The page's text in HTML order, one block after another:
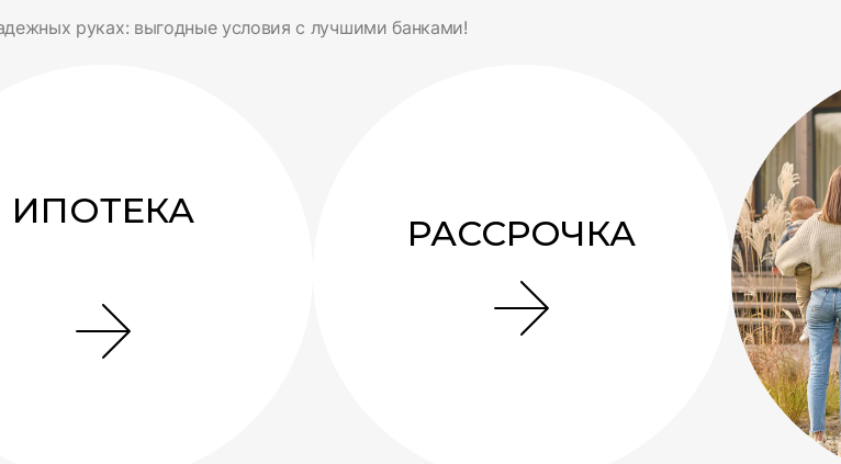
руках: выгодные условия с лучшими банками!
ИПОТЕКА
РАССРОЧКА